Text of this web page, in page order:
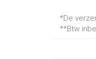
*De
**Btw